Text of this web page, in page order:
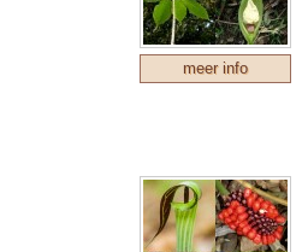
meer info